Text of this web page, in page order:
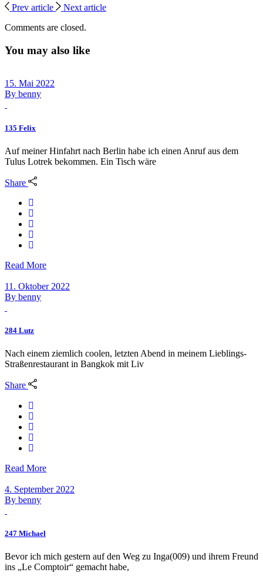
Prev article
Next article
Comments are closed.
You may also like
15. Mai 2022
By benny
135 Felix
Auf meiner Hinfahrt nach Berlin habe ich einen Anruf aus dem
Tulus Lotrek bekommen. Ein Tisch wäre
Share
Read More
11. Oktober 2022
By benny
284 Lutz
Nach einem ziemlich coolen, letzten Abend in meinem Lieblings-
Straßenrestaurant in Bangkok mit Liv
Share
Read More
4. September 2022
By benny
247 Michael
Bevor ich mich gestern auf den Weg zu Inga(009) und ihrem Freund
ins „Le Comptoir“ gemacht habe,